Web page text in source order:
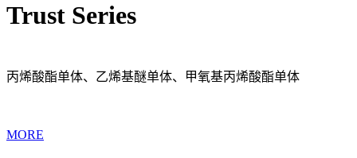
Trust Series
丙烯酸酯单体、乙烯基醚单体、甲氧基丙烯酸酯单体
MORE